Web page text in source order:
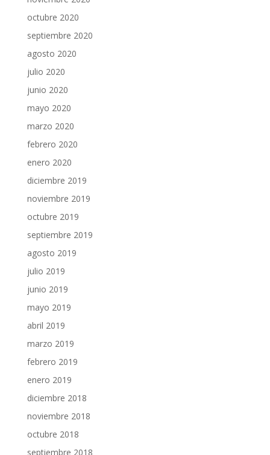
octubre 2020
septiembre 2020
agosto 2020
julio 2020
junio 2020
mayo 2020
marzo 2020
febrero 2020
enero 2020
diciembre 2019
noviembre 2019
octubre 2019
septiembre 2019
agosto 2019
julio 2019
junio 2019
mayo 2019
abril 2019
marzo 2019
febrero 2019
enero 2019
diciembre 2018
noviembre 2018
octubre 2018
septiembre 2018